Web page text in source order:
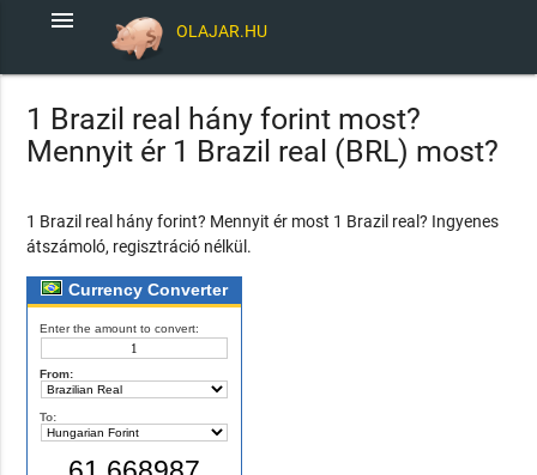
OLAJAR.HU
menu
1 Brazil real hány forint most?
Mennyit ér 1 Brazil real (BRL) most?
1 Brazil real hány forint? Mennyit ér most 1 Brazil real? Ingyenes
átszámoló, regisztráció nélkül.